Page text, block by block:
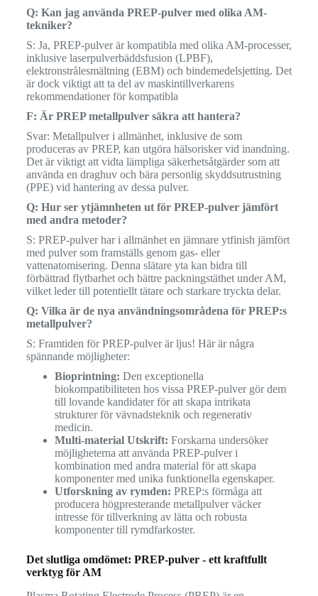
Q: Kan jag använda PREP-pulver med olika AM-
tekniker?
S: Ja, PREP-pulver är kompatibla med olika AM-processer,
inklusive laserpulverbäddsfusion (LPBF),
elektronstrålesmältning (EBM) och bindemedelsjetting. Det
är dock viktigt att ta del av maskintillverkarens
rekommendationer för kompatibla
F: Är PREP metallpulver säkra att hantera?
Svar: Metallpulver i allmänhet, inklusive de som
produceras av PREP, kan utgöra hälsorisker vid inandning.
Det är viktigt att vidta lämpliga säkerhetsåtgärder som att
använda en draghuv och bära personlig skyddsutrustning
(PPE) vid hantering av dessa pulver.
Q: Hur ser ytjämnheten ut för PREP-pulver jämfört
med andra metoder?
S: PREP-pulver har i allmänhet en jämnare ytfinish jämfört
med pulver som framställs genom gas- eller
vattenatomisering. Denna slätare yta kan bidra till
förbättrad flytbarhet och bättre packningstäthet under AM,
vilket leder till potentiellt tätare och starkare tryckta delar.
Q: Vilka är de nya användningsområdena för PREP:s
metallpulver?
S: Framtiden för PREP-pulver är ljus! Här är några
spännande möjligheter:
Bioprintning: Den exceptionella
biokompatibiliteten hos vissa PREP-pulver gör dem
till lovande kandidater för att skapa intrikata
strukturer för vävnadsteknik och regenerativ
medicin.
Multi-material Utskrift: Forskarna undersöker
möjligheterna att använda PREP-pulver i
kombination med andra material för att skapa
komponenter med unika funktionella egenskaper.
Utforskning av rymden: PREP:s förmåga att
producera högpresterande metallpulver väcker
intresse för tillverkning av lätta och robusta
komponenter till rymdfarkoster.
Det slutliga omdömet: PREP-pulver - ett kraftfullt
verktyg för AM